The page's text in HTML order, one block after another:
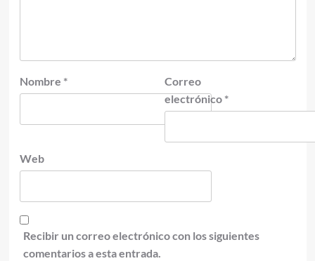
Nombre *
Correo
electrónico *
Web
Recibir un correo electrónico con los siguientes
comentarios a esta entrada.